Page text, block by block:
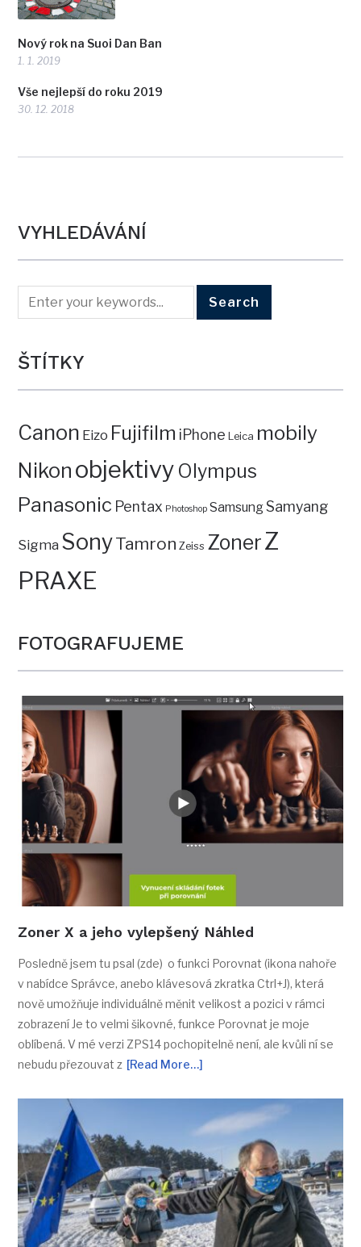
Nový rok na Suoi Dan Ban
1. 1. 2019
Vše nejlepší do roku 2019
30. 12. 2018
VYHLEDÁVÁNÍ
ŠTÍTKY
Canon Eizo Fujifilm iPhone Leica mobily
Nikon objektivy Olympus
Panasonic Pentax Photoshop SamsungSamyang
Sigma SonyTamron Zeiss ZonerZ
PRAXE
FOTOGRAFUJEME
Zoner X a jeho vylepšený Náhled
Posledně jsem tu psal (zde) o funkci Porovnat (ikona nahoře
v nabídce Správce, anebo klávesová zkratka Ctrl+J), která
nově umožňuje individuálně měnit velikost a pozici v rámci
zobrazení Je to velmi šikovné, funkce Porovnat je moje
oblíbená. V mé verzi ZPS14 pochopitelně není, ale kvůli ní se
nebudu přezouvat z [Read More…]